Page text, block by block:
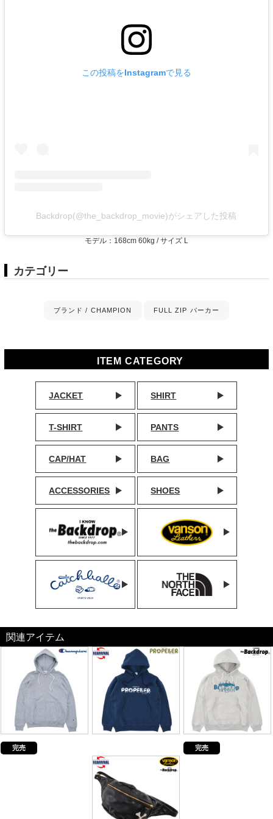
この投稿をInstagramで見る
Backdrop(@the_backdrop_movie)がシェアした投稿
モデル：168cm 60kg / サイズ L
カテゴリー
ブランド / CHAMPION FULL ZIP パーカー
ITEM CATEGORY
JACKET SHIRT
T-SHIRT PANTS
CAP/HAT BAG
ACCESSORIES SHOES
関連アイテム
完売 完売